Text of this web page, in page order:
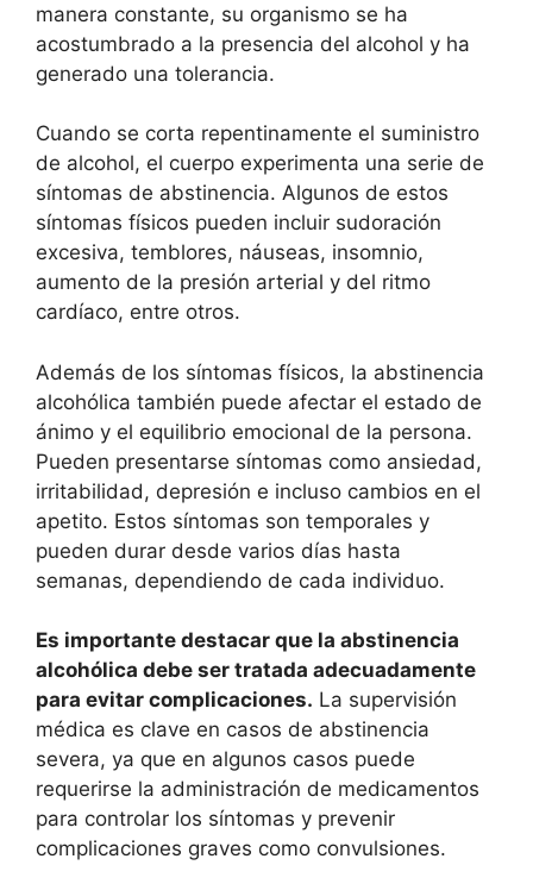
manera constante, su organismo se ha
acostumbrado a la presencia del alcohol y ha
generado una tolerancia.
Cuando se corta repentinamente el suministro
de alcohol, el cuerpo experimenta una serie de
síntomas de abstinencia. Algunos de estos
síntomas físicos pueden incluir sudoración
excesiva, temblores, náuseas, insomnio,
aumento de la presión arterial y del ritmo
cardíaco, entre otros.
Además de los síntomas físicos, la abstinencia
alcohólica también puede afectar el estado de
ánimo y el equilibrio emocional de la persona.
Pueden presentarse síntomas como ansiedad,
irritabilidad, depresión e incluso cambios en el
apetito. Estos síntomas son temporales y
pueden durar desde varios días hasta
semanas, dependiendo de cada individuo.
Es importante destacar que la abstinencia
alcohólica debe ser tratada adecuadamente
para evitar complicaciones. La supervisión
médica es clave en casos de abstinencia
severa, ya que en algunos casos puede
requerirse la administración de medicamentos
para controlar los síntomas y prevenir
complicaciones graves como convulsiones.